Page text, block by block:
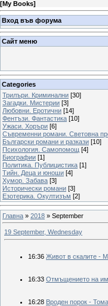
[My Books]
Вход във форума
Сайт меню
Categories
Трилъри. Криминални [30]
Загадки. Мистерии [3]
Любовни. Еротични [14]
Фентъзи. Фантастика [10]
Ужаси. Хоръри [6]
Съвременни романи. Световна
Български романи и разкази [10]
Психология. Самопомощ [4]
Биографии [1]
Политика. Публицистика [1]
Тийн. Деца и юноши [4]
Хумор. Забава [3]
Исторически романи [3]
Езотерика. Окултизъм [2]
Главна » 2018 » September
19 September, Wednesday
16:36 Живот в скалите -
16:33 Отмъщението на
16:28 Вроден порок -